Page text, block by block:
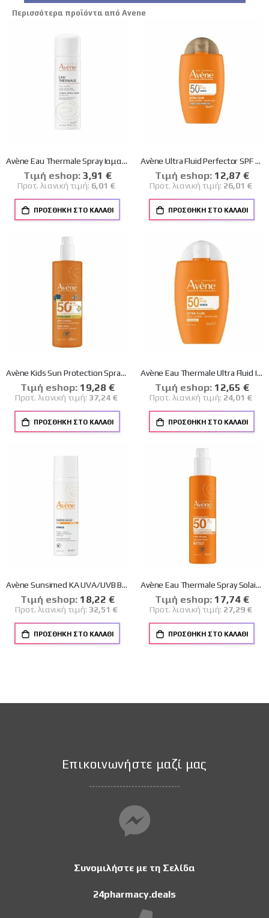
Περισσότερα προϊόντα από Avene
Avène Eau Thermale Spray Ιαματικό Νερό με Καταπραϋντικές, Απαλυντικές & Αντι-ερεθιστικές Ιδιότητες, 50ml
Tιμή eshop: Ειδική
Τιμή
3,91 €
Προτ. λιανική τιμή: 6,01 €
ΠΡΟΣΘΉΚΗ ΣΤΟ ΚΑΛΆΘΙ
Avène Ultra Fluid Perfector SPF 50+ Αντηλιακή Κρέμα Προσώπου με Χρώμα 50 ml
Tιμή eshop: Ειδική
Τιμή
12,87 €
Προτ. λιανική τιμή: 26,01 €
ΠΡΟΣΘΉΚΗ ΣΤΟ ΚΑΛΆΘΙ
Avène Kids Sun Protection Spray Family Size SPF50+ 400ml
Tιμή eshop: Ειδική
Τιμή
19,28 €
Προτ. λιανική τιμή: 37,24 €
ΠΡΟΣΘΉΚΗ ΣΤΟ ΚΑΛΆΘΙ
Avène Eau Thermale Ultra Fluid Invsible SPF50 50ml
Tιμή eshop: Ειδική
Τιμή
12,65 €
Προτ. λιανική τιμή: 24,01 €
ΠΡΟΣΘΉΚΗ ΣΤΟ ΚΑΛΆΘΙ
Avène Sunsimed KA UVA/UVB Blue Light 80ml
Tιμή eshop: Ειδική
Τιμή
18,22 €
Προτ. λιανική τιμή: 32,51 €
ΠΡΟΣΘΉΚΗ ΣΤΟ ΚΑΛΆΘΙ
Avène Eau Thermale Spray Solaire 100% Invisible Αντιηλιακό Σπρέυ SPF50+ 200ml
Tιμή eshop: Ειδική
Τιμή
17,74 €
Προτ. λιανική τιμή: 27,29 €
ΠΡΟΣΘΉΚΗ ΣΤΟ ΚΑΛΆΘΙ
Επικοινωνήστε μαζί μας
Συνομιλήστε με τη Σελίδα
24pharmacy.deals